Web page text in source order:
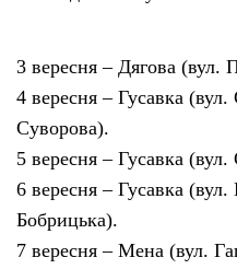
3 вересня – Дягова (вул.
4 вересня – Гусавка
Суворова).
5 вересня – Гусавка
6 вересня – Гусавка
Бобрицька).
7 вересня – Мена (вул.